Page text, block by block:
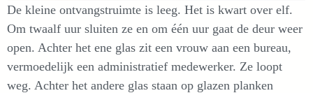
De kleine ontvangstruimte is leeg. Het is kwart over elf.
Om twaalf uur sluiten ze en om één uur gaat de deur weer
open. Achter het ene glas zit een vrouw aan een bureau,
vermoedelijk een administratief medewerker. Ze loopt
weg. Achter het andere glas staan op glazen planken